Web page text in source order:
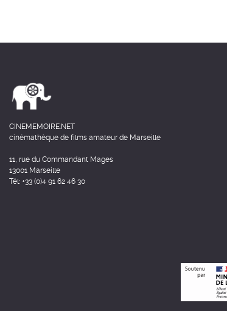
CINEMEMOIRE.NET
cinémathèque de films amateur de Marseille
11, rue du Commandant Mages
13001 Marseille
Tél: +33 (0)4 91 62 46 30